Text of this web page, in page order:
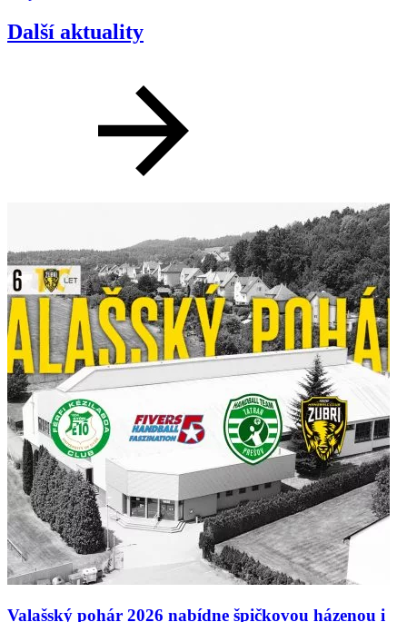
Další aktuality
Valašský pohár 2026 nabídne špičkovou házenou i